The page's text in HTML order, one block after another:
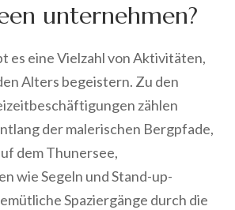
unternehmen?
es eine Vielzahl von Aktivitäten,
Alters begeistern. Zu den
zählen
der malerischen Bergpfade,
dem Thunersee,
wie Segeln und Stand-up-
Spaziergänge durch die